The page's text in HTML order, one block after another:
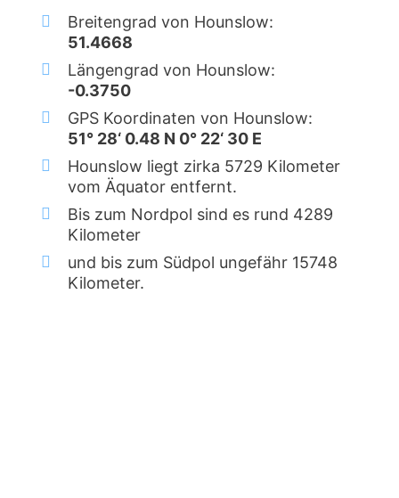
Breitengrad von Hounslow:
51.4668
Längengrad von Hounslow:
-0.3750
GPS Koordinaten von Hounslow:
51° 28‘ 0.48 N 0° 22‘ 30 E
Hounslow liegt zirka 5729 Kilometer
vom Äquator entfernt.
Bis zum Nordpol sind es rund 4289
Kilometer
und bis zum Südpol ungefähr 15748
Kilometer.